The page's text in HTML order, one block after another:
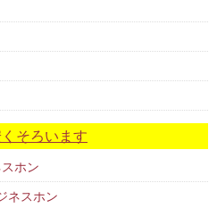
そろいます
ホン
ネスホン